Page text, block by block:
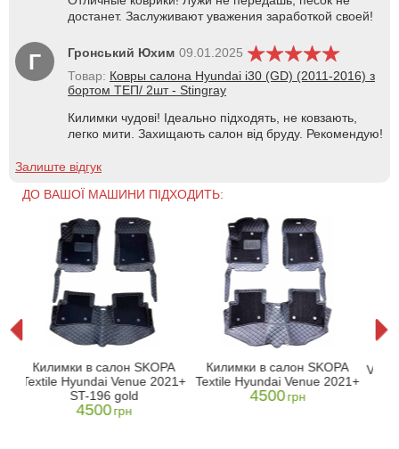
достанет. Заслуживают уважения заработкой своей!
Г Гронський Юхим 09.01.2025
Товар: Ковры салона Hyundai i30 (GD) (2011-2016) з
бортом ТЕП/ 2шт - Stingray
Килимки чудові! Ідеально підходять, не ковзають,
легко мити. Захищають салон від бруду. Рекомендую!
Залиште відгук
ДО ВАШОЇ МАШИНИ ПІДХОДИТЬ:
Килимки в салон SKOPA
Textile Hyundai Venue 2021+
ST-196 gold
4500грн
Килимки в салон SKOPA
Textile Hyundai Venue 2021+
4500грн